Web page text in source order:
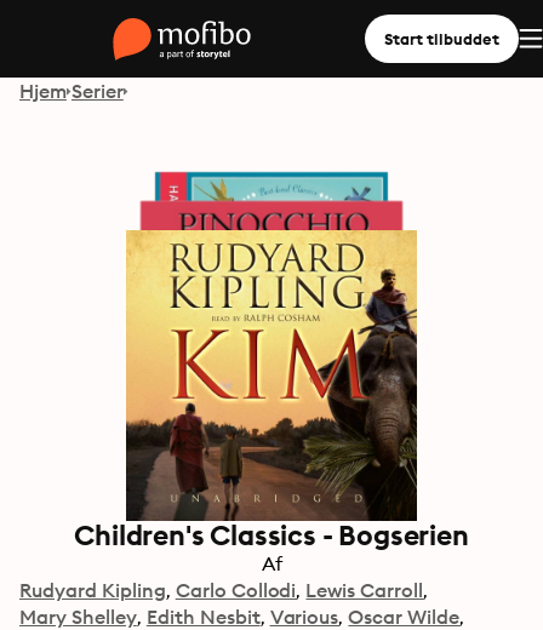
Start tilbuddet
Hjem Serier
Children's Classics - Bogserien
Af
Rudyard Kipling Carlo Collodi Lewis Carroll
Mary Shelley Edith Nesbit Various Oscar Wilde